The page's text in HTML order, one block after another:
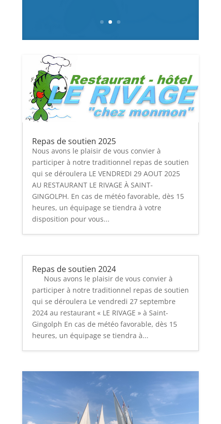
Repas de soutien 2025
Nous avons le plaisir de vous convier à
participer à notre traditionnel repas de soutien
qui se déroulera LE VENDREDI 29 AOUT 2025
AU RESTAURANT LE RIVAGE À SAINT-
GINGOLPH. En cas de météo favorable, dès 15
heures, un équipage se tiendra à votre
disposition pour vous...
Repas de soutien 2024
Nous avons le plaisir de vous convier à
participer à notre traditionnel repas de soutien
qui se déroulera Le vendredi 27 septembre
2024 au restaurant « LE RIVAGE » à Saint-
Gingolph En cas de météo favorable, dès 15
heures, un équipage se tiendra à...